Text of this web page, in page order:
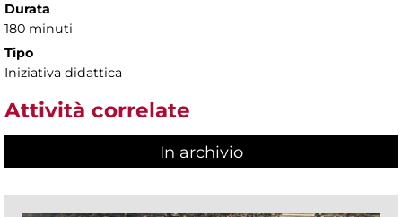
Durata
180 minuti
Tipo
Iniziativa didattica
Attività correlate
In archivio